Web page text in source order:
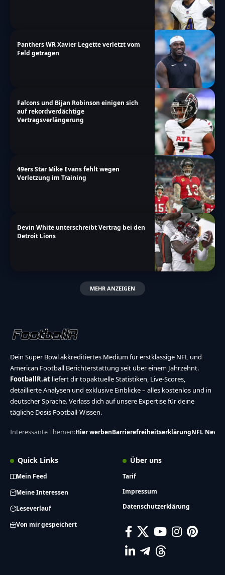
Panthers WR Xavier Legette verletzt vom
Feld getragen
Falcons und Bijan Robinson einigen sich
auf rekordverdächtige
Vertragsverlängerung
49ers Star Mike Evans fehlt wegen
Verletzung im Training
Devin White unterschreibt Vertrag bei den
Detroit Lions
MEHR ANZEIGEN
Dein Super Bowl akkreditiertes Medium für erstklassige NFL und
American Football Berichterstattung seit über einem Jahrzehnt.
FootballR.at liefert dir topaktuelle Statistiken, Live-Scores,
detaillierte Analysen und exklusive Einblicke – alles kostenlos und in
deutscher Sprache. Verlass dich auf unsere Expertise für deine
tägliche Dosis Football-Wissen.
Interessante Themen:Hier werbenBarrierefreiheitserklärungNFL News
Quick Links
Mein Feed
Meine Interessen
Leseverlauf
Von mir gespeichert
Über uns
Tarif
Impressum
Datenschutzerklärung